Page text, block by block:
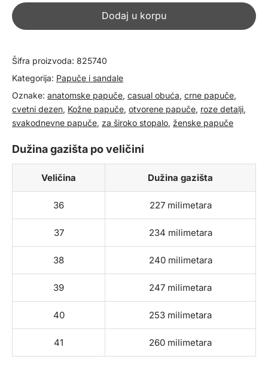
papuče
825740
Dodaj u korpu
Šifra proizvoda: 825740
Kategorija: Papuče i sandale
Oznake: anatomske papuče, casual obuća, crne papuče,
cvetni dezen, Kožne papuče, otvorene papuče, roze detalji,
svakodnevne papuče, za široko stopalo, ženske papuče
Dužina gazišta po veličini
Veličina Dužina gazišta
36 227 milimetara
37 234 milimetara
38 240 milimetara
39 247 milimetara
40 253 milimetara
41 260 milimetara